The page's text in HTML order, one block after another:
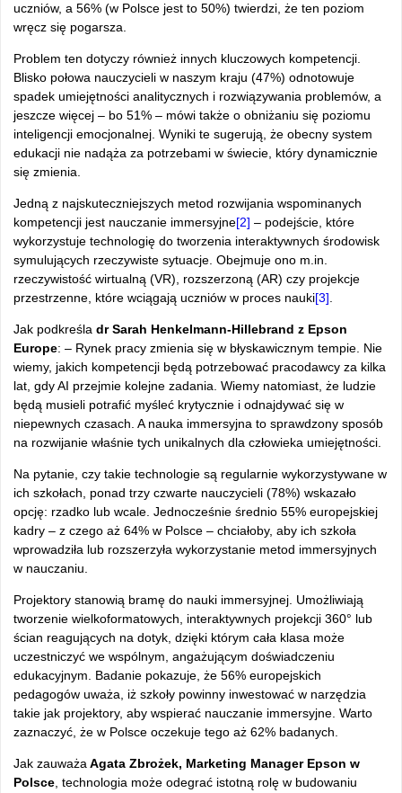
uczniów, a 56% (w Polsce jest to 50%) twierdzi, że ten poziom
wręcz się pogarsza.
Problem ten dotyczy również innych kluczowych kompetencji.
Blisko połowa nauczycieli w naszym kraju (47%) odnotowuje
spadek umiejętności analitycznych i rozwiązywania problemów, a
jeszcze więcej – bo 51% – mówi także o obniżaniu się poziomu
inteligencji emocjonalnej. Wyniki te sugerują, że obecny system
edukacji nie nadąża za potrzebami w świecie, który dynamicznie
się zmienia.
Jedną z najskuteczniejszych metod rozwijania wspominanych
kompetencji jest nauczanie immersyjne[2] – podejście, które
wykorzystuje technologię do tworzenia interaktywnych środowisk
symulujących rzeczywiste sytuacje. Obejmuje ono m.in.
rzeczywistość wirtualną (VR), rozszerzoną (AR) czy projekcje
przestrzenne, które wciągają uczniów w proces nauki[3]
Jak podkreśla dr Sarah Henkelmann-Hillebrand z Epson
Europe: – Rynek pracy zmienia się w błyskawicznym tempie. Nie
wiemy, jakich kompetencji będą potrzebować pracodawcy za kilka
lat, gdy AI przejmie kolejne zadania. Wiemy natomiast, że ludzie
będą musieli potrafić myśleć krytycznie i odnajdywać się w
niepewnych czasach. A nauka immersyjna to sprawdzony sposób
na rozwijanie właśnie tych unikalnych dla człowieka umiejętności.
Na pytanie, czy takie technologie są regularnie wykorzystywane w
ich szkołach, ponad trzy czwarte nauczycieli (78%) wskazało
opcję: rzadko lub wcale. Jednocześnie średnio 55% europejskiej
kadry – z czego aż 64% w Polsce – chciałoby, aby ich szkoła
wprowadziła lub rozszerzyła wykorzystanie metod immersyjnych
w nauczaniu.
Projektory stanowią bramę do nauki immersyjnej. Umożliwiają
tworzenie wielkoformatowych, interaktywnych projekcji 360° lub
ścian reagujących na dotyk, dzięki którym cała klasa może
uczestniczyć we wspólnym, angażującym doświadczeniu
edukacyjnym. Badanie pokazuje, że 56% europejskich
pedagogów uważa, iż szkoły powinny inwestować w narzędzia
takie jak projektory, aby wspierać nauczanie immersyjne. Warto
zaznaczyć, że w Polsce oczekuje tego aż 62% badanych.
Jak zauważa Agata Zbrożek, Marketing Manager Epson w
Polsce , technologia może odegrać istotną rolę w budowaniu